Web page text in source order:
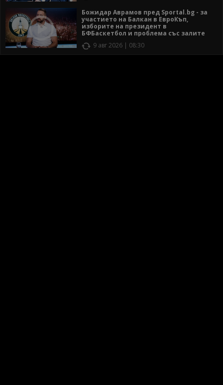
Божидар Аврамов пред Sportal.bg - за
участието на Балкан в ЕвроКъп,
изборите на президент в
БФБаскетбол и проблема със залите
9 авг 2026 | 08:30